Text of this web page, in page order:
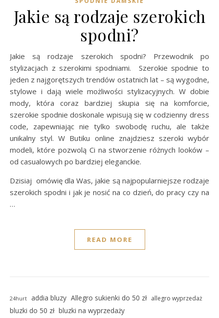
Jakie są rodzaje szerokich
spodni?
Jakie są rodzaje szerokich spodni? Przewodnik po
stylizacjach z szerokimi spodniami. Szerokie spodnie to
jeden z najgorętszych trendów ostatnich lat – są wygodne,
stylowe i dają wiele możliwości stylizacyjnych. W dobie
mody, która coraz bardziej skupia się na komforcie,
szerokie spodnie doskonale wpisują się w codzienny dress
code, zapewniając nie tylko swobodę ruchu, ale także
unikalny styl. W Butiku online znajdziesz szeroki wybór
modeli, które pozwolą Ci na stworzenie różnych looków –
od casualowych po bardziej eleganckie.
Dzisiaj omówię dla Was, jakie są najpopularniejsze rodzaje
szerokich spodni i jak je nosić na co dzień, do pracy czy na
…
READ MORE
24hurt addia bluzy Allegro sukienki do 50 zł allegro wyprzedaż
bluzki do 50 zł bluzki na wyprzedaży